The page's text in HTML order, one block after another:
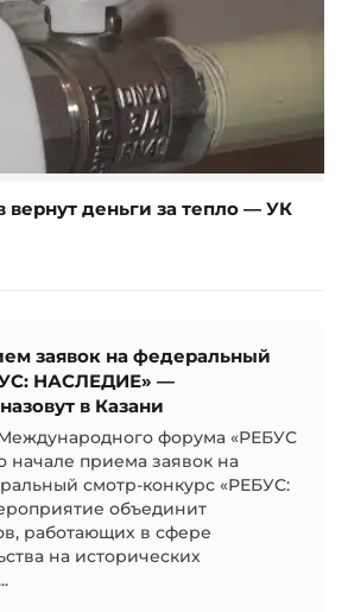
деньги за тепло — УК
заявок на федеральный
НАСЛЕДИЕ» —
в Казани
форума «РЕБУС
начале приема заявок на
смотр-конкурс «РЕБУС:
объединит
работающих в сфере
на исторических